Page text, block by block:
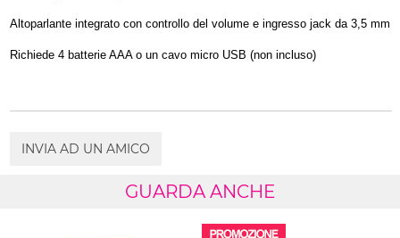
Altoparlante integrato con controllo del volume e ingresso jack da 3,5 mm
Richiede 4 batterie AAA o un cavo micro USB (non incluso)
INVIA AD UN AMICO
GUARDA ANCHE